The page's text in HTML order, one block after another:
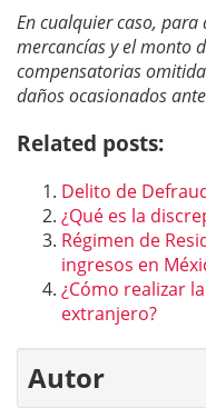
En cualquier caso,
mercancías y el monto
compensatorias
daños ocasionados
Related posts:
Delito de
¿Qué es la
Régimen de
ingresos en
¿Cómo realizar
extranjero?
Autor